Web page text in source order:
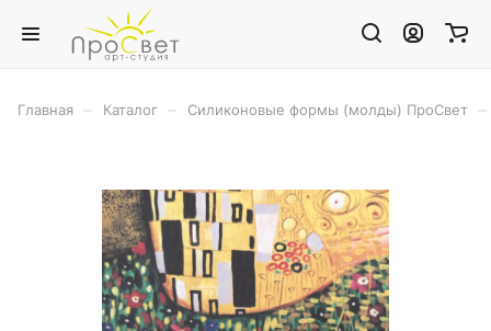
Главная Каталог Силиконовые формы (молды) ПроСвет